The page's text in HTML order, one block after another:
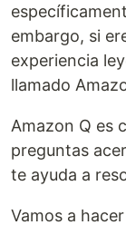
embargo, si
experiencia
llamado
Amazon Q es
preguntas
te ayuda a
Vamos a